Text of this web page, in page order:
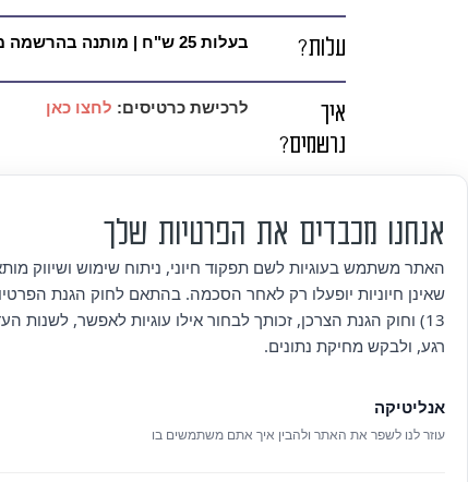
עלות? בעלות 25 ש"ח | מותנה בהרשמה מראש
איך
נרשמים?
לרכישת כרטיסים: לחצו כאן
נוספים
לפרטים נוספים ולבקשות
09-8894703/4 |
hasharon.muni.il
תנאי
ביטול
מפיקי האירועים יכולים לאשר
אנחנו מכבדים את הפרטיות שלך
האתר משתמש בעוגיות לשם תפקוד חיוני, ניתוח שימוש ושיווק
שאינן חיוניות יופעלו רק לאחר הסכמה. בהתאם לחוק הגנת
13) וחוק הגנת הצרכן, זכותך לבחור אילו עוגיות לאפשר, לשנות
רגע, ולבקש מחיקת נתונים.
אנליטיקה
עוזר לנו לשפר את האתר ולהבין איך אתם משתמשים בו